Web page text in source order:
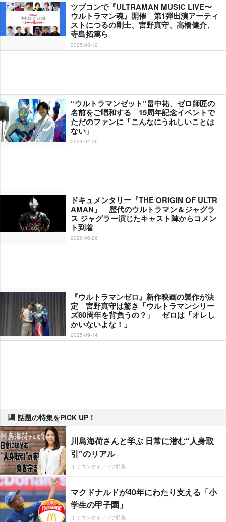
ツブコンで『ULTRAMAN MUSIC LIVE〜
ウルトラマン魂』開催 第1弾出演アーティ
ストにつるの剛士、宮野真守、高橋健介、
寺島拓篤ら
2025-03-12
“ウルトラマンゼット”畠中祐、ゼロ師匠の
名前をご唱和する 15周年記念イベントで
ただのファンに「こんなにうれしいことは
ない」
2024-04-26
ドキュメンタリー『THE ORIGIN OF ULTR
AMAN』 歴代のウルトラマン＆ジャグラ
ス ジャグラー演じたキャスト陣からコメン
ト到着
2026-06-26
『ウルトラマンゼロ』新作映画の製作が決
定 宮野真守は驚き「ウルトラマンシリー
ズ60周年を背負うの？」 ゼロは「オレし
かいないよな！」
2025-09-14
話題の特集をPICK UP！
川島海荷さんと学ぶ 日常に潜む“人身取
引”のリアル
オリコンタイアップ特集
マクドナルドが40年にわたり支える「小
学生の甲子園」
オリコンタイアップ特集